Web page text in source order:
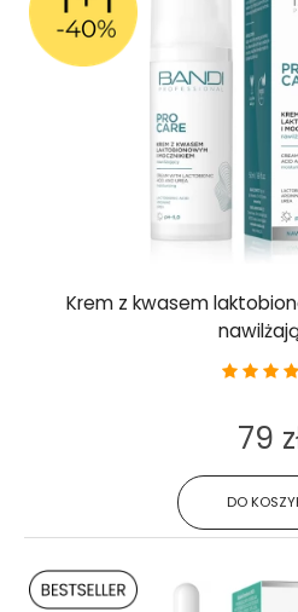
Krem z kwasem
DO
79